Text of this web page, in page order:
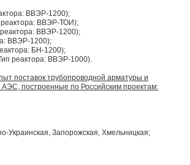
ВВЭР-1200);
реактора: ВВЭР-ТОИ);
ВВЭР-1200);
ВВЭР-1200);
БН-1200);
реактора: ВВЭР-1000).
поставок трубопроводной арматуры и
построенные по Российским проектам:
Украинская, Запорожская, Хмельницкая;